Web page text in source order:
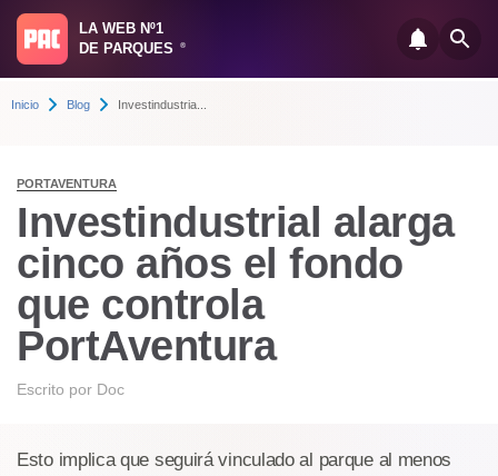
LA WEB Nº1
DE PARQUES
®
Inicio Blog Investindustria...
PORTAVENTURA
Investindustrial alarga
cinco años el fondo
que controla
PortAventura
Escrito por Doc
Esto implica que seguirá vinculado al parque al menos